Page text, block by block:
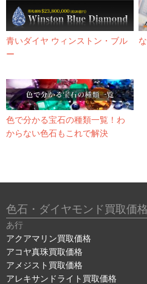
青いダイヤ ウィンストン・ブル
ー
色で分かる宝石の種類一覧！わ
からない色石もこれで解決
色石・ダイヤモンド買取価格
あ行
アクアマリン買取価格
アコヤ真珠買取価格
アメジスト買取価格
アレキサンドライト買取価格